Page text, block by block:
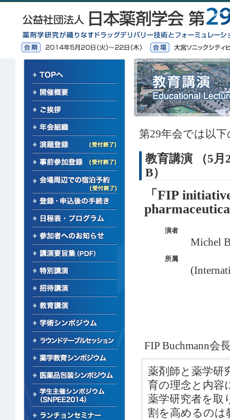
第29年会では以
教育講演 （5月
B）
「FIP
演者
Michel
所属
FIP Buchmann会
薬剤師と薬学研
育の理念と内容
薬学研究者を取
割を高めるのは